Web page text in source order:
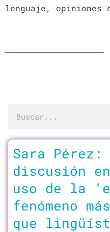
lenguaje, opiniones
Sara Pérez:
discusión
uso de la
fenómeno
que